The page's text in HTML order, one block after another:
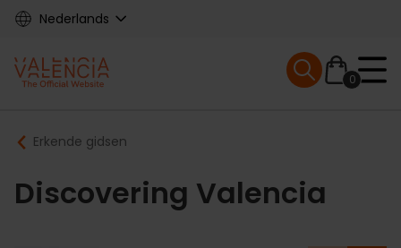
Skip
content
Nederlands
Main
navigation
0
Mobile menu
Breadcrumb
Erkende gidsen
Discovering Valencia